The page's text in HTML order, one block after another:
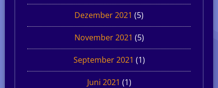
Dezember 2021 (5)
November 2021 (5)
September 2021 (1)
Juni 2021 (1)